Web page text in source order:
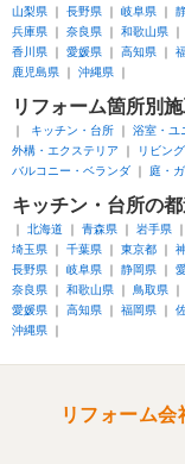
山梨県
長野県 岐阜県
兵庫県
奈良県 和歌山県
香川県
愛媛県 高知県
鹿児島県
沖縄県
リフォーム箇所別
キッチン・台所 浴室・ユ
外構・エクステリア
リビング
バルコニー・ベランダ
庭・
キッチン・台所の
北海道 青森県 岩手県
埼玉県
千葉県 東京都
長野県
岐阜県 静岡県
奈良県
和歌山県 鳥取県
愛媛県
高知県 福岡県
沖縄県
リフォーム